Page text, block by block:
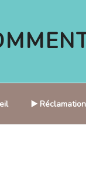
▶️